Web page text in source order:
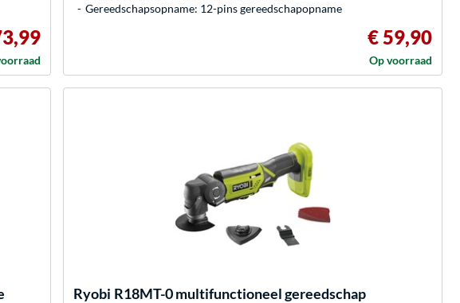
Gereedschapsopname: 12-pins gereedschapopname
€ 59,90
Op voorraad
Ryobi R18MT-0 multifunctioneel gereedschap